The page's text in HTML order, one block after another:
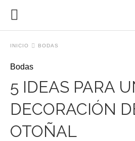
INICIO BODAS
Bodas
5 IDEAS PARA
DECORACIÓN
OTOÑAL